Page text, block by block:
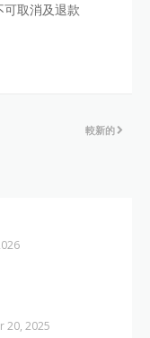
取消及退款
較新的
20, 2025